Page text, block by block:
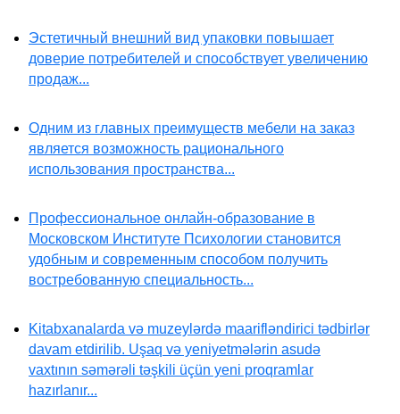
Эстетичный внешний вид упаковки повышает
доверие потребителей и способствует увеличению
продаж...
Одним из главных преимуществ мебели на заказ
является возможность рационального
использования пространства...
Профессиональное онлайн-образование в
Московском Институте Психологии становится
удобным и современным способом получить
востребованную специальность...
Kitabxanalarda və muzeylərdə maarifləndirici tədbirlər
davam etdirilib. Uşaq və yeniyetmələrin asudə
vaxtının səmərəli təşkili üçün yeni proqramlar
hazırlanır...